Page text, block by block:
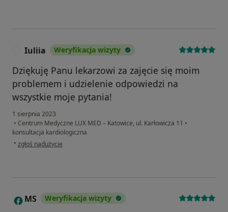
Iuliia Weryfikacja wizyty
Dziękuję Panu lekarzowi za zajęcie się moim
problemem i udzielenie odpowiedzi na
wszystkie moje pytania!
1 sierpnia 2023
• Centrum Medyczne LUX MED – Katowice, ul. Karłowicza 11 •
konsultacja kardiologiczna
• w opinii użytkownika Iuliia
zgłoś nadużycie
M MS Weryfikacja wizyty